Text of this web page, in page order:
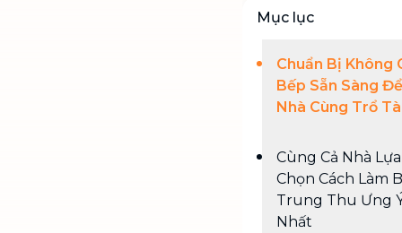
Mục lục
Chuẩn Bị Không
Bếp Sẵn Sàng
Nhà Cùng Trổ
Cùng Cả Nhà Lựa
Chọn Cách Làm
Trung Thu Ưng
Nhất